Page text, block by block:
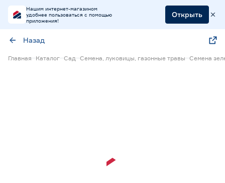
Нашим интернет-магазином
удобнее пользоваться с помощью
приложения!
Открыть
Назад
Главная Каталог Сад Семена, луковицы, газонные травы Семена